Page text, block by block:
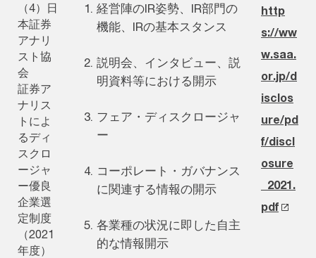
（4）日
本証券
アナリ
スト協
会
証券ア
ナリス
トによ
るディ
スクロ
ージャ
ー優良
企業選
定制度
（2021
年度）
経営陣のIR姿勢、IR部門の
機能、IRの基本スタンス
説明会、インタビュー、説
明資料等における開示
フェア・ディスクロージャ
ー
コーポレート・ガバナンス
に関連する情報の開示
各業種の状況に即した自主
的な情報開示
http
s://ww
w.saa.
or.jp/d
isclos
ure/pd
f/discl
osure
_2021.
pdf